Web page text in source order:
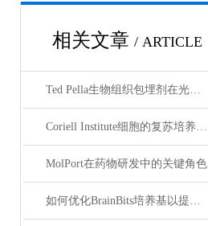
相关文章 / ARTICLE
Ted Pella生物组织包埋剂在光镜与电镜联用技术中的应用
Coriell Institute细胞的复苏培养与质量控制规范
MolPort在药物研发中的关键角色
如何优化BrainBits培养基以提高实验效果？